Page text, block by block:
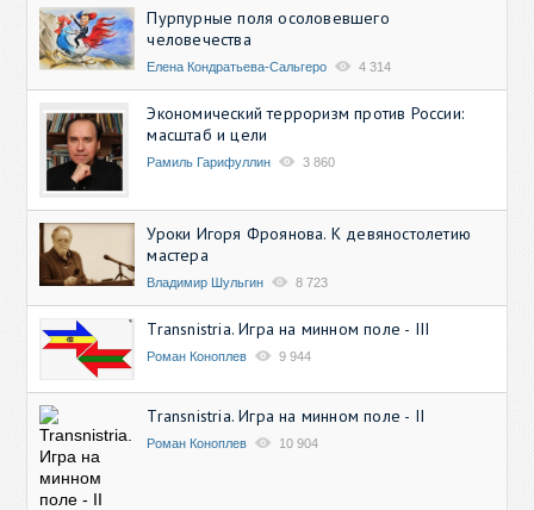
Пурпурные поля осоловевшего
человечества
Елена Кондратьева-Сальгеро 4 314
Экономический терроризм против России:
масштаб и цели
Рамиль Гарифуллин 3 860
Уроки Игоря Фроянова. К девяностолетию
мастера
Владимир Шульгин 8 723
Transnistria. Игра на минном поле - III
Роман Коноплев 9 944
Transnistria. Игра на минном поле - II
Роман Коноплев 10 904